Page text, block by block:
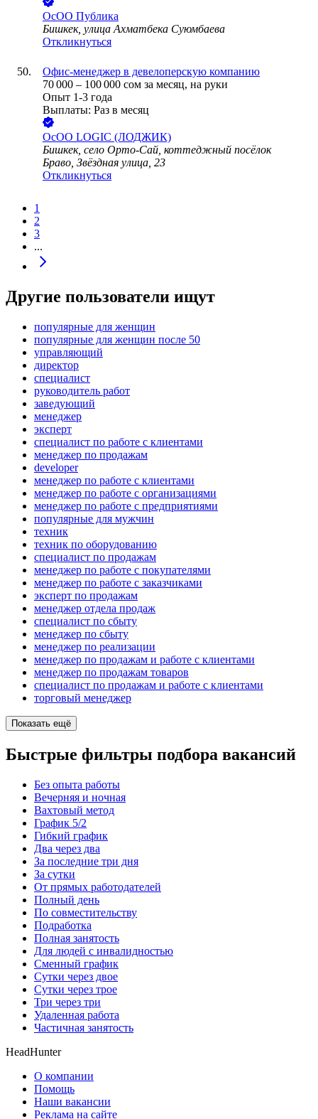
ОсОО Публика
Бишкек, улица Ахматбека Суюмбаева
Откликнуться
Офис-менеджер в девелоперскую компанию
70 000 – 100 000 сом за месяц, на руки
Опыт 1-3 года
Выплаты: Раз в месяц
ОсОО LOGIC (ЛОДЖИК)
Бишкек, село Орто-Сай, коттеджный посёлок
Браво, Звёздная улица, 23
Откликнуться
1
2
3
...
Другие пользователи ищут
популярные для женщин
популярные для женщин после 50
управляющий
директор
специалист
руководитель работ
заведующий
менеджер
эксперт
специалист по работе с клиентами
менеджер по продажам
developer
менеджер по работе с клиентами
менеджер по работе с организациями
менеджер по работе с предприятиями
популярные для мужчин
техник
техник по оборудованию
специалист по продажам
менеджер по работе с покупателями
менеджер по работе с заказчиками
эксперт по продажам
менеджер отдела продаж
специалист по сбыту
менеджер по сбыту
менеджер по реализации
менеджер по продажам и работе с клиентами
менеджер по продажам товаров
специалист по продажам и работе с клиентами
торговый менеджер
Показать ещё
Быстрые фильтры подбора вакансий
Без опыта работы
Вечерняя и ночная
Вахтовый метод
График 5/2
Гибкий график
Два через два
За последние три дня
За сутки
От прямых работодателей
Полный день
По совместительству
Подработка
Полная занятость
Для людей с инвалидностью
Сменный график
Сутки через двое
Сутки через трое
Три через три
Удаленная работа
Частичная занятость
HeadHunter
О компании
Помощь
Наши вакансии
Реклама на сайте